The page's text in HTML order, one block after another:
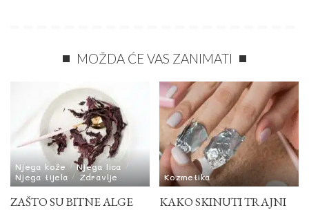
MOŽDA ĆE VAS ZANIMATI
Njega kože
Njega lica
Njega tijela
Zdravlje
ZAŠTO SU BITNE ALGE
Kozmetika
KAKO SKINUTI TRAJNI